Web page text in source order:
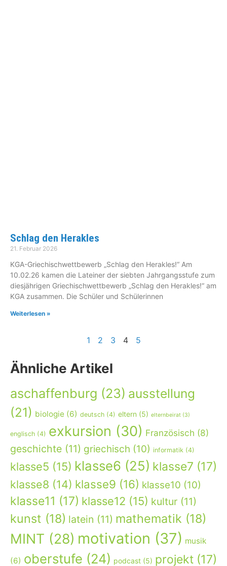
Schlag den Herakles
21. Februar 2026
KGA-Griechischwettbewerb „Schlag den Herakles!“ Am
10.02.26 kamen die Lateiner der siebten Jahrgangsstufe zum
diesjährigen Griechischwettbewerb „Schlag den Herakles!“ am
KGA zusammen. Die Schüler und Schülerinnen
Weiterlesen »
1 2 3 4 5
Ähnliche Artikel
aschaffenburg (23) ausstellung
(21) biologie (6) deutsch (4) eltern (5) elternbeirat (3)
englisch (4) exkursion (30) Französisch (8)
geschichte (11) griechisch (10) informatik (4)
klasse5 (15) klasse6 (25) klasse7 (17)
klasse8 (14) klasse9 (16) klasse10 (10)
klasse11 (17) klasse12 (15) kultur (11)
kunst (18) latein (11) mathematik (18)
MINT (28) motivation (37) musik
(6) oberstufe (24) podcast (5) projekt (17)